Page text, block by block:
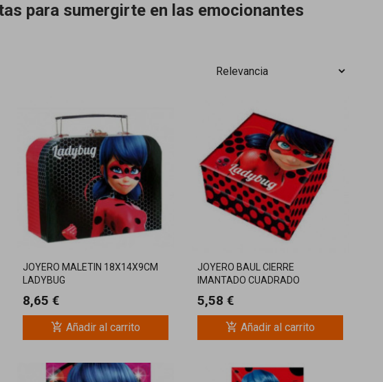
para sumergirte en las emocionantes
JOYERO MALETIN 18X14X9CM
LADYBUG
8,65 €
add_shopping_cart Añadir al carrito
JOYERO BAUL CIERRE
IMANTADO CUADRADO
5,58 €
add_shopping_cart Añadir al carrito